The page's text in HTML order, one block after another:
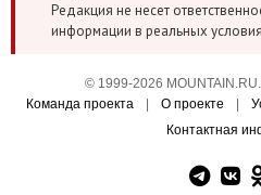
Редакция не несет
информации в реальных
© 1999-2026
Команда проекта
О проекте
Контактная